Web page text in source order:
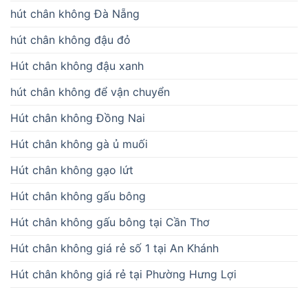
hút chân không Đà Nẵng
hút chân không đậu đỏ
Hút chân không đậu xanh
hút chân không để vận chuyển
Hút chân không Đồng Nai
Hút chân không gà ủ muối
Hút chân không gạo lứt
Hút chân không gấu bông
Hút chân không gấu bông tại Cần Thơ
Hút chân không giá rẻ số 1 tại An Khánh
Hút chân không giá rẻ tại Phường Hưng Lợi